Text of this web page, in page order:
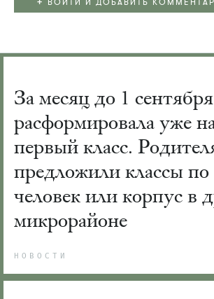
За месяц до 1
расформировала уже
первый класс.
предложили классы по
человек или корпус в
микрорайоне
НОВОСТИ